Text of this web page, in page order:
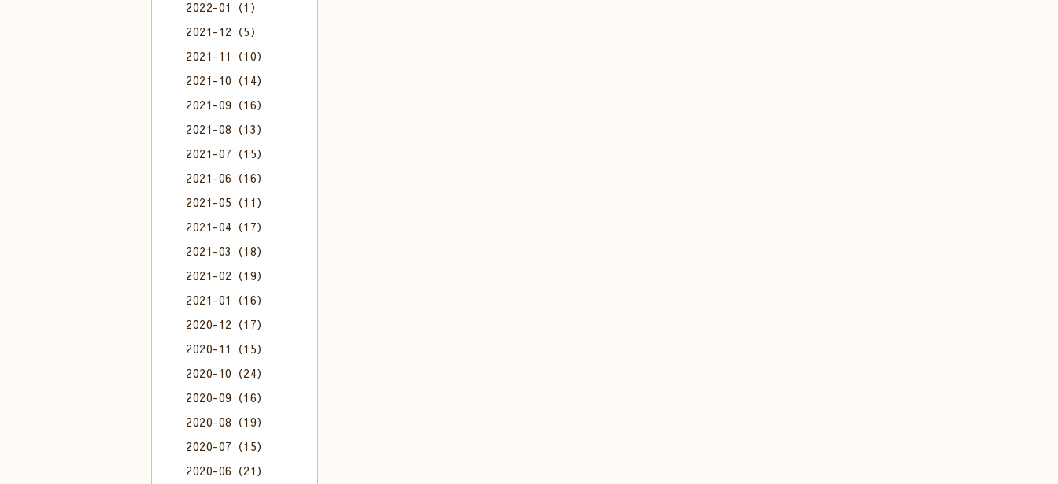
2022-01（1）
2021-12（5）
2021-11（10）
2021-10（14）
2021-09（16）
2021-08（13）
2021-07（15）
2021-06（16）
2021-05（11）
2021-04（17）
2021-03（18）
2021-02（19）
2021-01（16）
2020-12（17）
2020-11（15）
2020-10（24）
2020-09（16）
2020-08（19）
2020-07（15）
2020-06（21）